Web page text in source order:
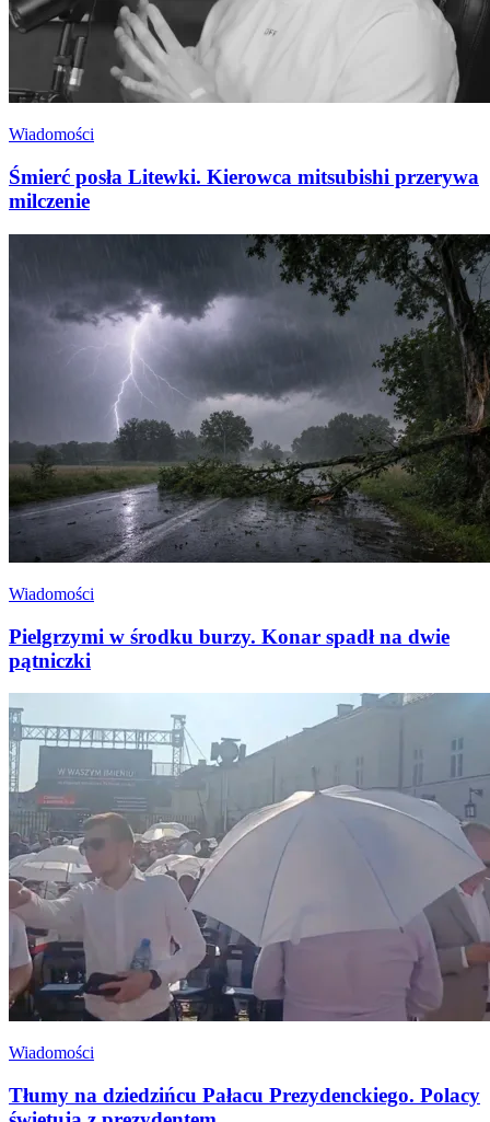
Wiadomości
Śmierć posła Litewki. Kierowca mitsubishi przerywa
milczenie
Wiadomości
Pielgrzymi w środku burzy. Konar spadł na dwie
pątniczki
Wiadomości
Tłumy na dziedzińcu Pałacu Prezydenckiego. Polacy